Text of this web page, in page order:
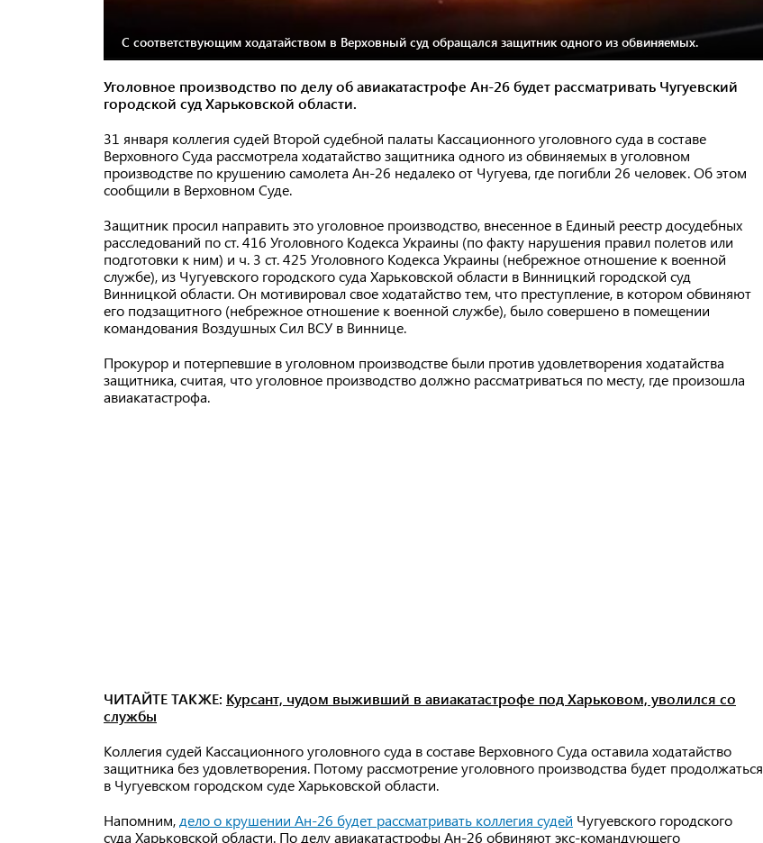
С соответствующим ходатайством в Верховный суд обращался защитник одного из обвиняемых.
Уголовное производство по делу об авиакатастрофе Ан-26 будет рассматривать Чугуевский
городской суд Харьковской области.
31 января коллегия судей Второй судебной палаты Кассационного уголовного суда в составе
Верховного Суда рассмотрела ходатайство защитника одного из обвиняемых в уголовном
производстве по крушению самолета Ан-26 недалеко от Чугуева, где погибли 26 человек. Об этом
сообщили в Верховном Суде.
Защитник просил направить это уголовное производство, внесенное в Единый реестр досудебных
расследований по ст. 416 Уголовного Кодекса Украины (по факту нарушения правил полетов или
подготовки к ним) и ч. 3 ст. 425 Уголовного Кодекса Украины (небрежное отношение к военной
службе), из Чугуевского городского суда Харьковской области в Винницкий городской суд
Винницкой области. Он мотивировал свое ходатайство тем, что преступление, в котором обвиняют
его подзащитного (небрежное отношение к военной службе), было совершено в помещении
командования Воздушных Сил ВСУ в Виннице.
Прокурор и потерпевшие в уголовном производстве были против удовлетворения ходатайства
защитника, считая, что уголовное производство должно рассматриваться по месту, где произошла
авиакатастрофа.
ЧИТАЙТЕ ТАКЖЕ: Курсант, чудом выживший в авиакатастрофе под Харьковом, уволился со
службы
Коллегия судей Кассационного уголовного суда в составе Верховного Суда оставила ходатайство
защитника без удовлетворения. Потому рассмотрение уголовного производства будет продолжаться
в Чугуевском городском суде Харьковской области.
Напомним, дело о крушении Ан-26 будет рассматривать коллегия судей Чугуевского городского
суда Харьковской области. По делу авиакатастрофы Ан-26 обвиняют экс-командующего